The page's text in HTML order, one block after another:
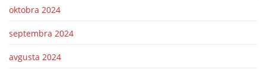
oktobra 2024
septembra 2024
avgusta 2024